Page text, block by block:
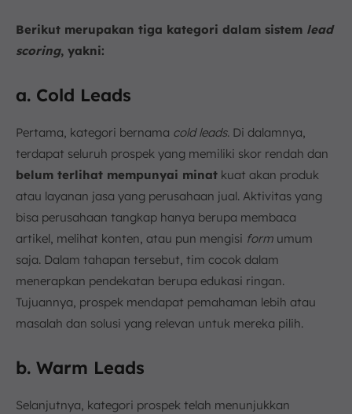
Berikut merupakan tiga kategori dalam sistem lead
scoring, yakni:
a. Cold Leads
Pertama, kategori bernama cold leads. Di dalamnya,
terdapat seluruh prospek yang memiliki skor rendah dan
belum terlihat mempunyai minat kuat akan produk
atau layanan jasa yang perusahaan jual. Aktivitas yang
bisa perusahaan tangkap hanya berupa membaca
artikel, melihat konten, atau pun mengisi form umum
saja. Dalam tahapan tersebut, tim cocok dalam
menerapkan pendekatan berupa edukasi ringan.
Tujuannya, prospek mendapat pemahaman lebih atau
masalah dan solusi yang relevan untuk mereka pilih.
b. Warm Leads
Selanjutnya, kategori prospek telah menunjukkan